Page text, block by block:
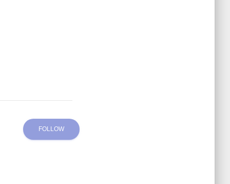
FOLLOW